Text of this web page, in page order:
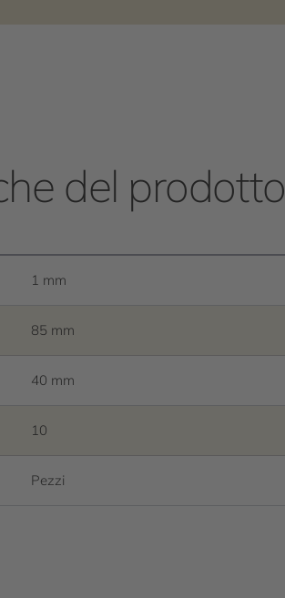
del prodotto
1 mm
85 mm
40 mm
10
Pezzi